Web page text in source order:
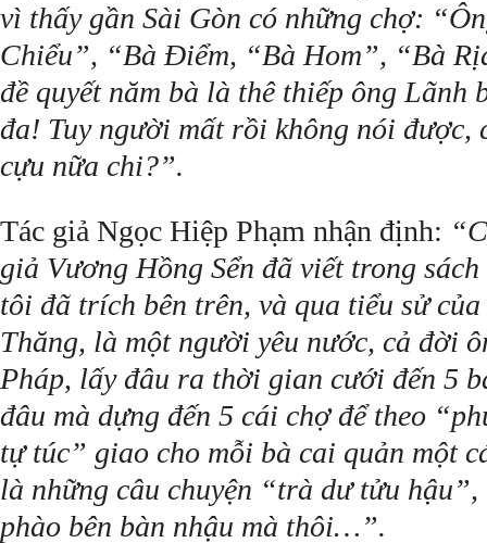
vì thấy gần Sài Gòn có những chợ:
Chiểu”, “Bà Ðiểm, “Bà Hom”, “Bà
đề quyết năm bà là thê thiếp ông Lãnh
đa! Tuy người mất rồi không nói được,
cựu nữa chi?”.
Tác giả Ngọc Hiệp Phạm nhận định:
giả Vương Hồng Sển đã viết trong
tôi đã trích bên trên, và qua tiểu sử
Thăng, là một người yêu nước, cả đời
Pháp, lấy đâu ra thời gian cưới đến 5
đâu mà dựng đến 5 cái chợ để theo
tự túc” giao cho mỗi bà cai quản một
là những câu chuyện “trà dư tửu hậu”,
phào bên bàn nhậu mà thôi…”.